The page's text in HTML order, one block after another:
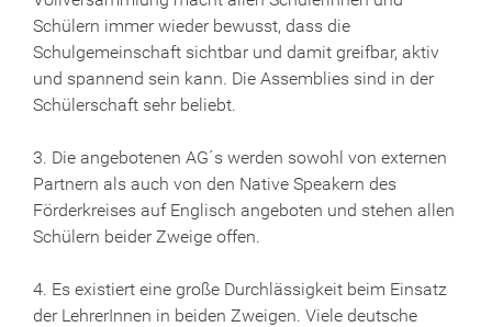
Schülern immer wieder bewusst, dass die
Schulgemeinschaft sichtbar und damit greifbar, aktiv
und spannend sein kann. Die Assemblies sind in der
Schülerschaft sehr beliebt.
3. Die angebotenen AG´s werden sowohl von externen
Partnern als auch von den Native Speakern des
Förderkreises auf Englisch angeboten und stehen allen
Schülern beider Zweige offen.
4. Es existiert eine große Durchlässigkeit beim Einsatz
der LehrerInnen in beiden Zweigen. Viele deutsche